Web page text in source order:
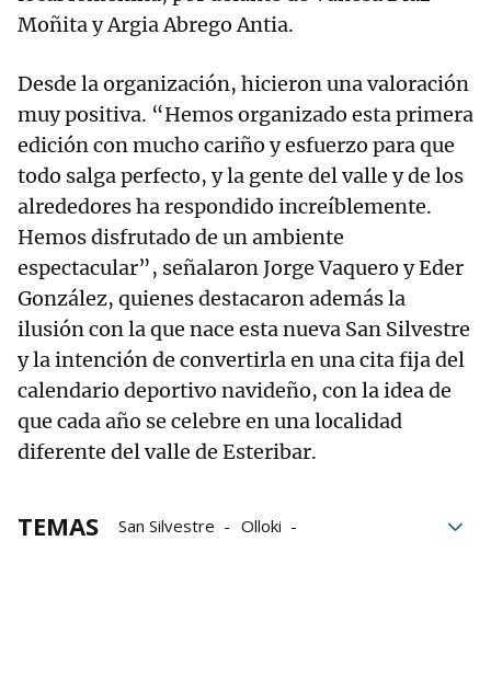
Moñita y Argia Abrego Antia.
Desde la organización, hicieron una valoración
muy positiva. “Hemos organizado esta primera
edición con mucho cariño y esfuerzo para que
todo salga perfecto, y la gente del valle y de los
alrededores ha respondido increíblemente.
Hemos disfrutado de un ambiente
espectacular”, señalaron Jorge Vaquero y Eder
González, quienes destacaron además la
ilusión con la que nace esta nueva San Silvestre
y la intención de convertirla en una cita fija del
calendario deportivo navideño, con la idea de
que cada año se celebre en una localidad
diferente del valle de Esteribar.
TEMAS San Silvestre
Olloki